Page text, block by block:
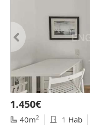
1.450€
40m2 1 Hab